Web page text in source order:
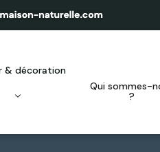
& décoration
qui sommes-nous
?